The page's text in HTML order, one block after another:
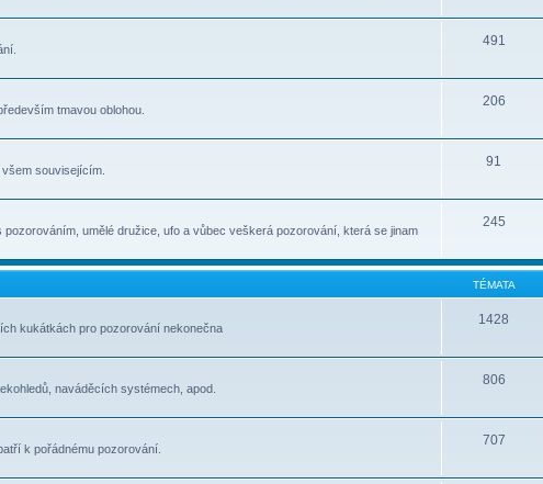
491
tmavou oblohou.
206
souvisejícím.
91
umělé družice, ufo a vůbec veškerá pozorování, která se jinam
245
TÉMATA
kukátkách pro pozorování nekonečna
1428
naváděcích systémech, apod.
806
k pořádnému pozorování.
707